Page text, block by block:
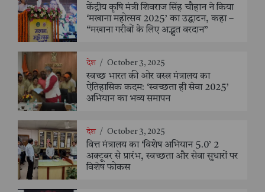
केंद्रीय कृषि मंत्री शिवराज सिंह चौहान ने किया
‘मखाना महोत्सव 2025’ का उद्घाटन, कहा –
“मखाना गरीबों के लिए अद्भुत वरदान”
देश / October 3, 2025
स्वच्छ भारत की ओर वस्त्र मंत्रालय का
ऐतिहासिक कदम: ‘स्वच्छता ही सेवा 2025’
अभियान का भव्य समापन
देश / October 3, 2025
वित्त मंत्रालय का ‘विशेष अभियान 5.0’ 2
अक्टूबर से प्रारंभ, स्वच्छता और सेवा सुधारों पर
विशेष फोकस